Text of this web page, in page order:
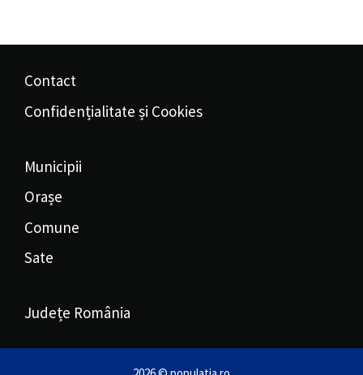
Contact
Confidențialitate și Cookies
Municipii
Orașe
Comune
Sate
Județe România